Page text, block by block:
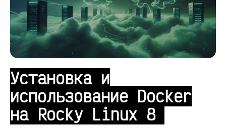
Установка и
использование Docker
на Rocky Linux 8